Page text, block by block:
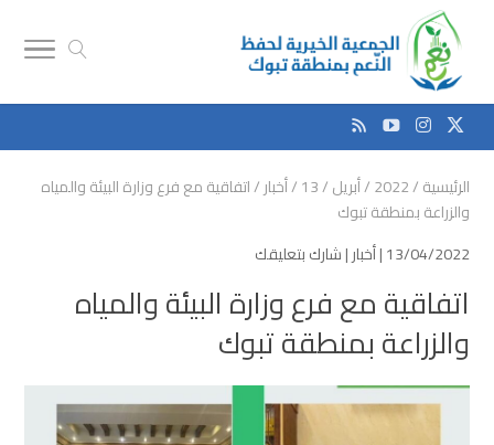
الرئيسية/
2022
/أبريل/
13
/أخبار/اتفاقية مع فرع وزارة البيئة والمياه
والزراعة بمنطقة تبوك
13/04/2022 | أخبار|شارك بتعليقك
اتفاقية مع فرع وزارة البيئة والمياه
والزراعة بمنطقة تبوك